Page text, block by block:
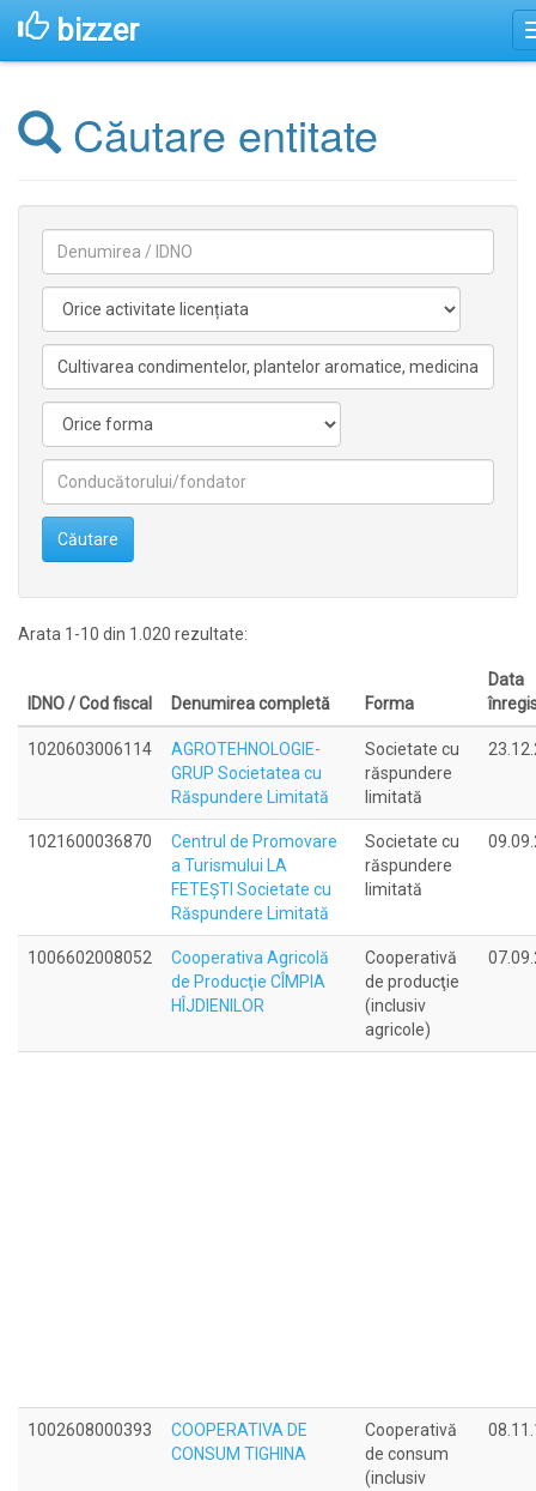
bizzer
Căutare entitate
licentiata
nelicentiata
Căutare
Arata 1-10 din 1.020 rezultate:
IDNO / Cod fiscal Denumirea completă Forma
Data
1020603006114
AGROTEHNOLOGIE-
GRUP Societatea cu
Răspundere Limitată
Societate cu
răspundere
limitată
1021600036870
Centrul de Promovare
a Turismului LA
FETEŞTI Societate cu
Răspundere Limitată
Societate cu
răspundere
limitată
1006602008052
Cooperativa Agricolă
de Producţie CÎMPIA
HÎJDIENILOR
Cooperativă
de producţie
(inclusiv
agricole)
1002608000393
COOPERATIVA DE
CONSUM TIGHINA
Cooperativă
de consum
(inclusiv